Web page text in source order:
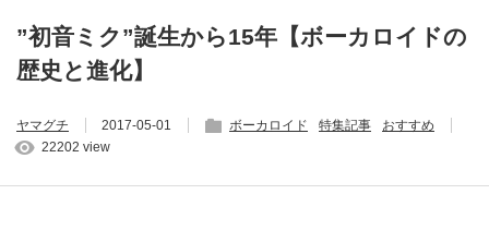
”初音ミク”誕生から15年【ボーカロイドの
歴史と進化】
ヤマグチ 2017-05-01 ボーカロイド 特集記事
おすすめ
22202 view